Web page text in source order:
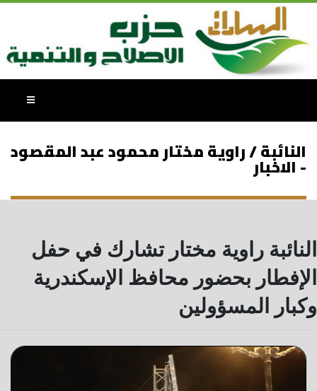
النائبة / راوية مختار محمود عبد المقصود
- الاخبار
النائبة راوية مختار تشارك في حفل
الإفطار بحضور محافظ الإسكندرية
وكبار المسؤولين